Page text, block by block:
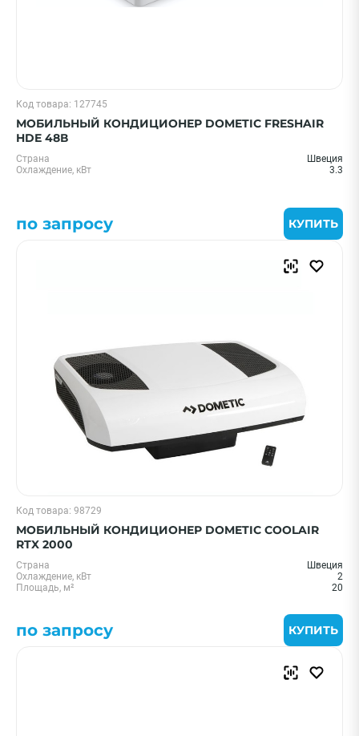
Код товара: 127745
МОБИЛЬНЫЙ КОНДИЦИОНЕР DOMETIC FRESHAIR
HDE 48В
Страна
Швеция
Охлаждение, кВт
3.3
по запросу КУПИТЬ
Код товара: 98729
МОБИЛЬНЫЙ КОНДИЦИОНЕР DOMETIC COOLAIR
RTX 2000
Страна
Швеция
Охлаждение, кВт
2
Площадь, м²
20
по запросу КУПИТЬ